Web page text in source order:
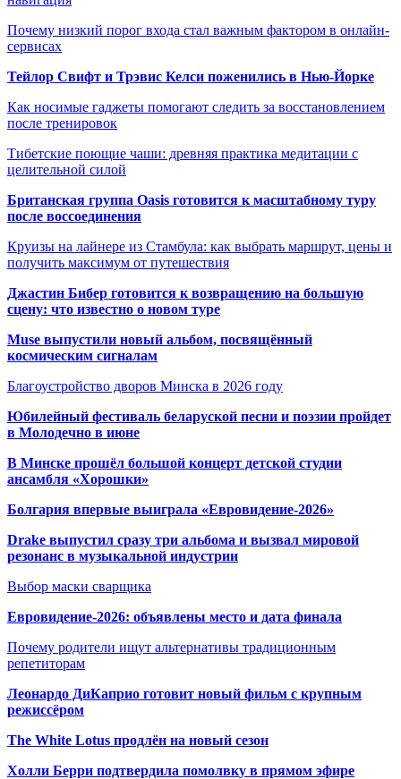
Почему низкий порог входа стал важным фактором в онлайн-
сервисах
Тейлор Свифт и Трэвис Келси поженились в Нью-Йорке
Как носимые гаджеты помогают следить за восстановлением
после тренировок
Тибетские поющие чаши: древняя практика медитации с
целительной силой
Британская группа Oasis готовится к масштабному туру
после воссоединения
Круизы на лайнере из Стамбула: как выбрать маршрут, цены и
получить максимум от путешествия
Джастин Бибер готовится к возвращению на большую
сцену: что известно о новом туре
Muse выпустили новый альбом, посвящённый
космическим сигналам
Благоустройство дворов Минска в 2026 году
Юбилейный фестиваль беларуской песни и поэзии пройдет
в Молодечно в июне
В Минске прошёл большой концерт детской студии
ансамбля «Хорошки»
Болгария впервые выиграла «Евровидение-2026»
Drake выпустил сразу три альбома и вызвал мировой
резонанс в музыкальной индустрии
Выбор маски сварщика
Евровидение-2026: объявлены место и дата финала
Почему родители ищут альтернативы традиционным
репетиторам
Леонардо ДиКаприо готовит новый фильм с крупным
режиссёром
The White Lotus продлён на новый сезон
Холли Берри подтвердила помолвку в прямом эфире